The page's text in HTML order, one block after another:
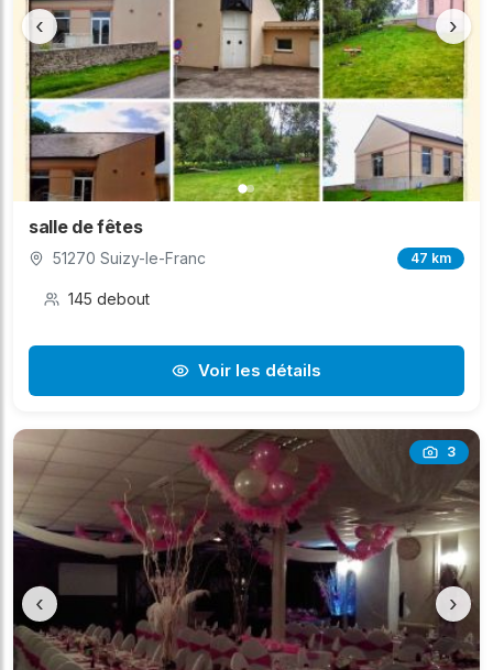
‹ ›
salle de fêtes
51270 Suizy-le-Franc 47 km
145 debout
Voir les détails
3
‹ ›